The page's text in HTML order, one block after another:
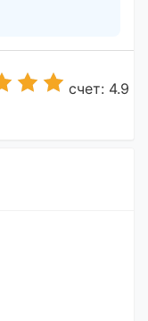
счет: 4.9